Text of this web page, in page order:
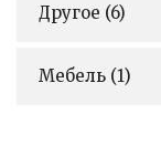
Другое (6)
Мебель (1)